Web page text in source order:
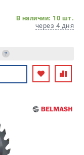
В наличии: 10 шт.
через 4 дня
?